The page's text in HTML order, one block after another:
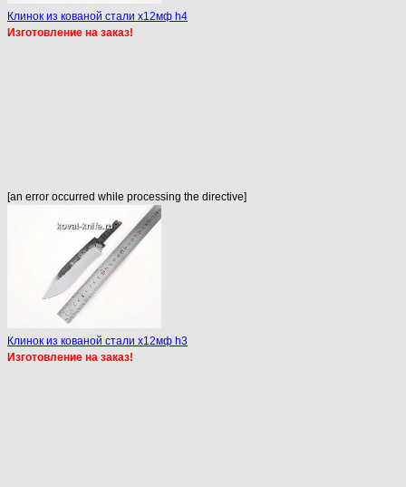
Клинок из кованой стали х12мф h4
Изготовление на заказ!
[an error occurred while processing the directive]
Клинок из кованой стали х12мф h3
Изготовление на заказ!